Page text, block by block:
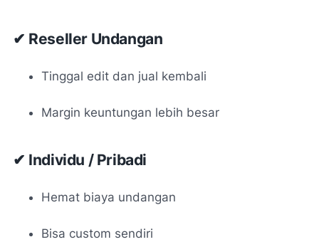
✔ Reseller Undangan
Tinggal edit dan jual kembali
Margin keuntungan lebih besar
✔ Individu / Pribadi
Hemat biaya undangan
Bisa custom sendiri